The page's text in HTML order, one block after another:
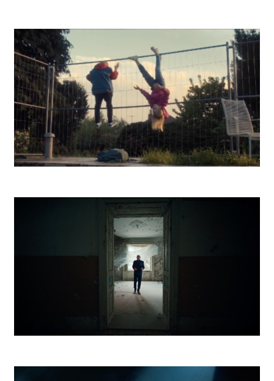
DSR Battle
Kooperativa Na celý život
Vagus Realiťák